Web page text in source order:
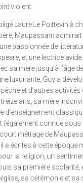
violent.
Laure Le Poittevin à
Maupassant admirait
passionnée de
et une lectrice
sa mère jusqu’à l’âge
luxuriante, Guy a
et d’autres activités
treize ans, sa mère
d’enseignement
(également connue sous
métrage de
a écrites à cette époque
la religion, un
sa première scolarité,
sa cérémonie et